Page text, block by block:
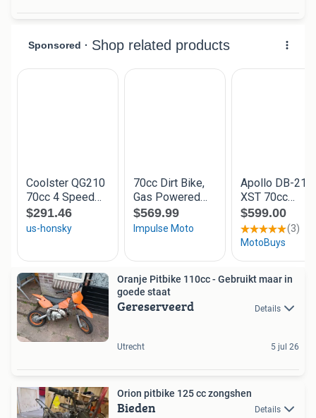
Oranje Pitbike 110cc - Gebruikt maar in
goede staat
Gereserveerd Details
Utrecht 5 jul 26
Orion pitbike 125 cc zongshen
Bieden Details